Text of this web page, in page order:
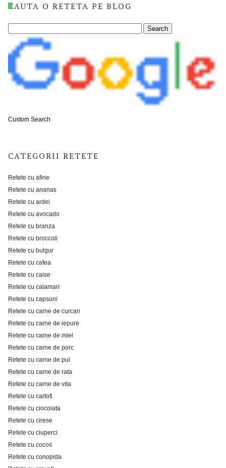
CAUTA O RETETA PE BLOG
Custom Search
CATEGORII RETETE
Retete cu afine
Retete cu ananas
Retete cu ardei
Retete cu avocado
Retete cu branza
Retete cu broccoli
Retete cu bulgur
Retete cu cafea
Retete cu caise
Retete cu calamari
Retete cu capsuni
Retete cu carne de curcan
Retete cu carne de iepure
Retete cu carne de miel
Retete cu carne de porc
Retete cu carne de pui
Retete cu carne de rata
Retete cu carne de vita
Retete cu cartofi
Retete cu ciocolata
Retete cu cirese
Retete cu ciuperci
Retete cu cocos
Retete cu conopida